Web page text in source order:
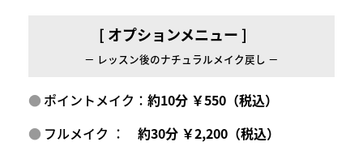
[ オプションメニュー ]
－ レッスン後のナチュラルメイク戻し －
ポイントメイク：約10分 ￥550（税込）
フルメイク ：約30分 ￥2,200（税込）